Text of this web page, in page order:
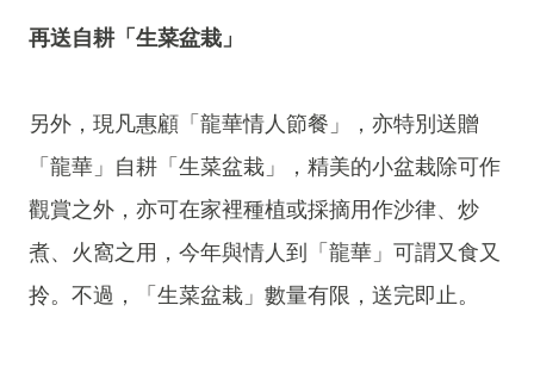
再送自耕「生菜盆栽」
另外，現凡惠顧「龍華情人節餐」，亦特別送贈
「龍華」自耕「生菜盆栽」，精美的小盆栽除可作
觀賞之外，亦可在家裡種植或採摘用作沙律、炒
煮、火窩之用，今年與情人到「龍華」可謂又食又
拎。不過，「生菜盆栽」數量有限，送完即止。